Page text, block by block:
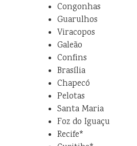
Congonhas
Guarulhos
Viracopos
Galeão
Confins
Brasília
Chapecó
Pelotas
Santa Maria
Foz do Iguaçu
Recife*